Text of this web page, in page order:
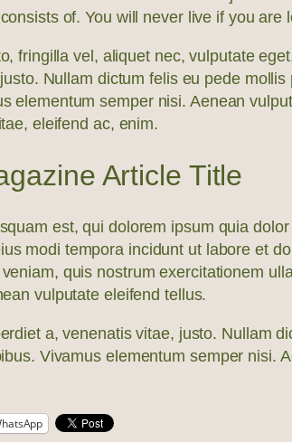
of. You will never live if you are
fringilla vel, aliquet nec, vulputate
Nullam dictum felis eu pede
elementum semper nisi. Aenean
eleifend ac, enim.
Article Title
est, qui dolorem ipsum quia
modi tempora incidunt ut labore et
quis nostrum exercitationem
vulputate eleifend tellus.
a, venenatis vitae, justo. Nullam
Vivamus elementum semper nisi.